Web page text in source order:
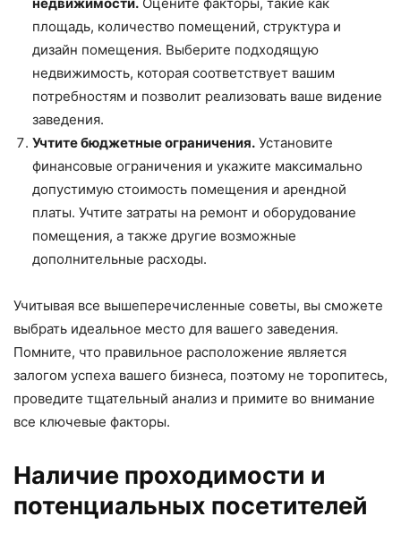
площадь, количество помещений, структура и
дизайн помещения. Выберите подходящую
недвижимость, которая соответствует вашим
потребностям и позволит реализовать ваше видение
заведения.
Учтите бюджетные ограничения. Установите
финансовые ограничения и укажите максимально
допустимую стоимость помещения и арендной
платы. Учтите затраты на ремонт и оборудование
помещения, а также другие возможные
дополнительные расходы.
Учитывая все вышеперечисленные советы, вы сможете
выбрать идеальное место для вашего заведения.
Помните, что правильное расположение является
залогом успеха вашего бизнеса, поэтому не торопитесь,
проведите тщательный анализ и примите во внимание
все ключевые факторы.
Наличие проходимости и
потенциальных посетителей